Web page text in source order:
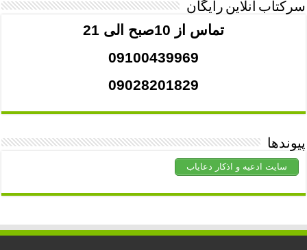
سرکتاب آنلاین رایگان
تماس از 10صبح الی 21
09100439969
09028201829
پیوندها
سایت ادعیه و اذکار دعایاب